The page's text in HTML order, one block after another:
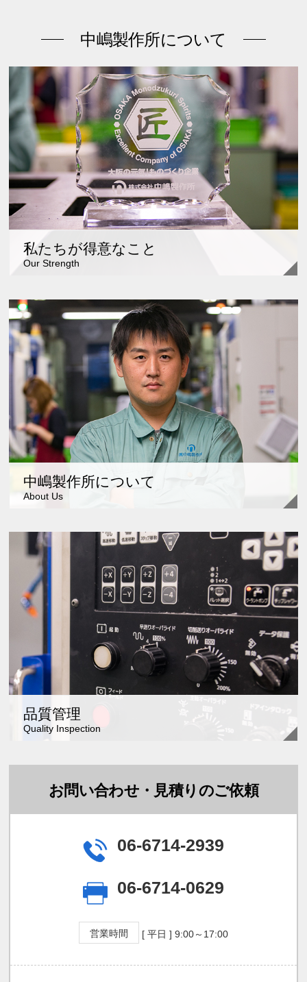
中嶋製作所について
私たちが得意なこと
Our Strength
中嶋製作所について
About Us
品質管理
Quality Inspection
お問い合わせ・見積りのご依頼
06-6714-2939
06-6714-0629
営業時間 [ 平日 ] 9:00～17:00